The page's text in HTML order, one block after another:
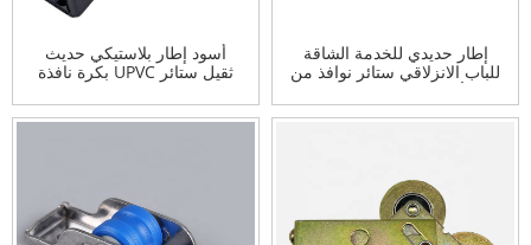
أسود إطار بلاستيكي حديث
ثقيل ستائر UPVC بكرة نافذة
منزلقة مع عجلة نايلون
إطار حديدي للخدمة الشاقة
للباب الانزلاقي ستائر نوافذ من
الألومنيوم مطلية بالزنك